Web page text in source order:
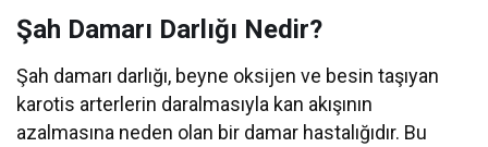
Şah Damarı Darlığı Nedir?
Şah damarı darlığı, beyne oksijen ve besin taşıyan
karotis arterlerin daralmasıyla kan akışının
azalmasına neden olan bir damar hastalığıdır. Bu